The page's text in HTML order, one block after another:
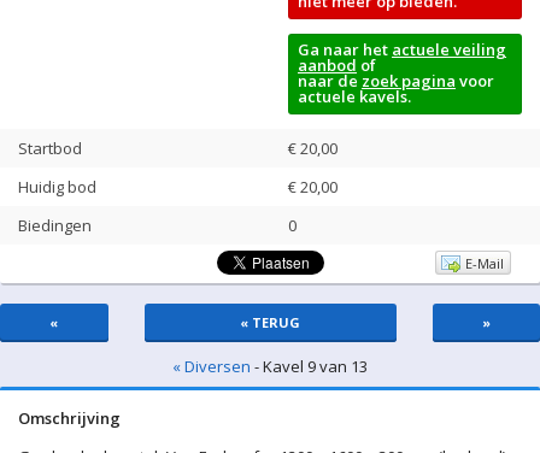
Ga naar het actuele veiling
aanbod of
naar de zoek pagina voor
actuele kavels.
Startbod
€ 20,00
Huidig bod
€20,00
Biedingen
0
E-Mail
« « TERUG »
« Diversen - Kavel 9 van 13
Omschrijving